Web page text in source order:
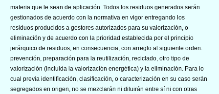
materia que le sean de aplicación. Todos los residuos generados serán
gestionados de acuerdo con la normativa en vigor entregando los
residuos producidos a gestores autorizados para su valorización, o
eliminación y de acuerdo con la prioridad establecida por el principio
jerárquico de residuos; en consecuencia, con arreglo al siguiente orden:
prevención, preparación para la reutilización, reciclado, otro tipo de
valorización (incluida la valorización energética) y la eliminación. Para lo
cual previa identifìcación, clasificación, o caracterización en su caso serán
segregados en origen, no se mezclarán ni diluirán entre sí ni con otras